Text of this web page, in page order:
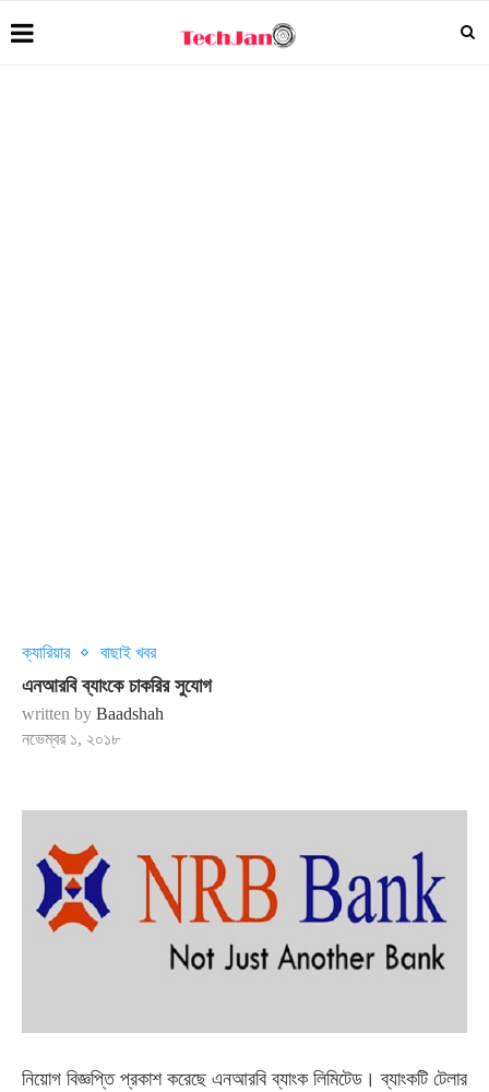
ক্যারিয়ার বাছাই খবর
এনআরবি ব্যাংকে চাকরির সুযোগ
written by Baadshah
নভেম্বর ১, ২০১৮
নিয়োগ বিজ্ঞপ্তি প্রকাশ করেছে এনআরবি ব্যাংক লিমিটেড। ব্যাংকটি টেলার